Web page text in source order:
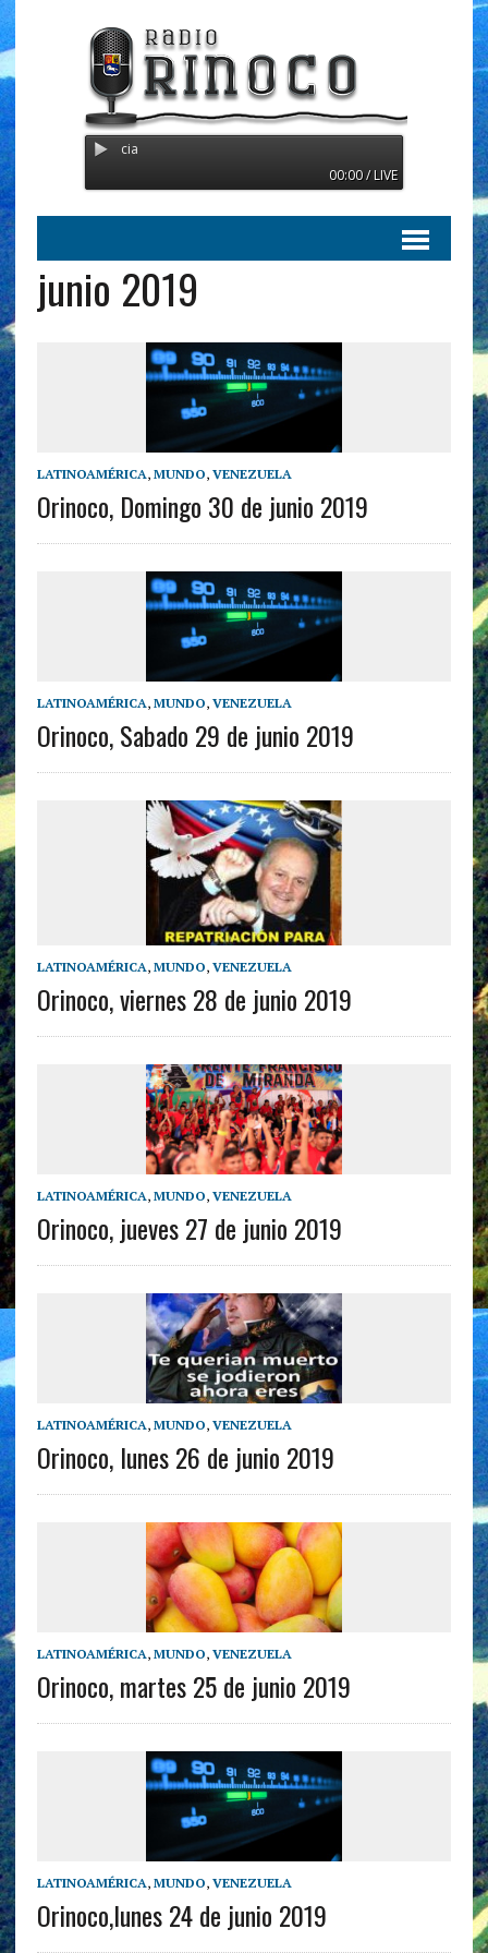
Radio Orinoco -
00:00 / LIVE
junio 2019
LATINOAMÉRICA, MUNDO, VENEZUELA
Orinoco, Domingo 30 de junio 2019
LATINOAMÉRICA, MUNDO, VENEZUELA
Orinoco, Sabado 29 de junio 2019
LATINOAMÉRICA, MUNDO, VENEZUELA
Orinoco, viernes 28 de junio 2019
LATINOAMÉRICA, MUNDO, VENEZUELA
Orinoco, jueves 27 de junio 2019
LATINOAMÉRICA, MUNDO, VENEZUELA
Orinoco, lunes 26 de junio 2019
LATINOAMÉRICA, MUNDO, VENEZUELA
Orinoco, martes 25 de junio 2019
LATINOAMÉRICA, MUNDO, VENEZUELA
Orinoco,lunes 24 de junio 2019